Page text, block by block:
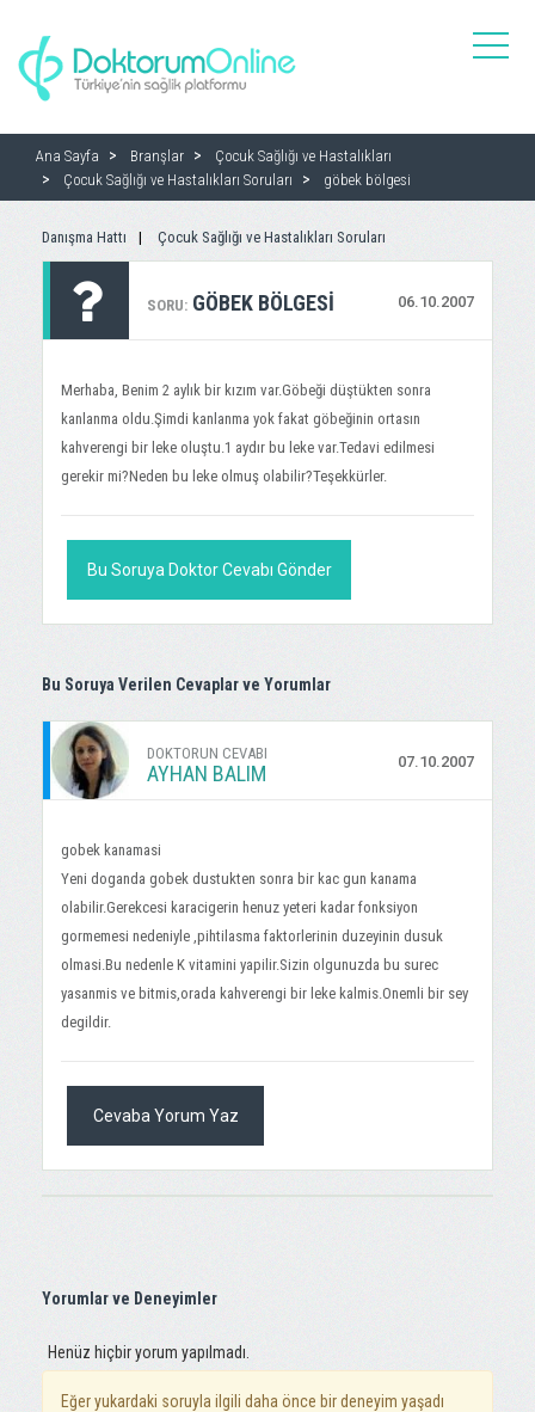
toggle
Ana Sayfa Branşlar
Çocuk Sağlığı ve Hastalıkları
Çocuk Sağlığı ve Hastalıkları Soruları
göbek bölgesi
Danışma Hattı Çocuk Sağlığı ve Hastalıkları Soruları
SORU: 06.10.2007
GÖBEK BÖLGESI
Merhaba, Benim 2 aylık bir kızım var.Göbeği düştükten sonra
kanlanma oldu.Şimdi kanlanma yok fakat göbeğinin ortasın
kahverengi bir leke oluştu.1 aydır bu leke var.Tedavi edilmesi
gerekir mi?Neden bu leke olmuş olabilir?Teşekkürler.
Bu Soruya Doktor Cevabı Gönder
Bu Soruya Verilen Cevaplar ve Yorumlar
DOKTORUN CEVABI
AYHAN BALIM 07.10.2007
gobek kanamasi
Yeni doganda gobek dustukten sonra bir kac gun kanama
olabilir.Gerekcesi karacigerin henuz yeteri kadar fonksiyon
gormemesi nedeniyle ,pihtilasma faktorlerinin duzeyinin dusuk
olmasi.Bu nedenle K vitamini yapilir.Sizin olgunuzda bu surec
yasanmis ve bitmis,orada kahverengi bir leke kalmis.Onemli bir sey
degildir.
Cevaba Yorum Yaz
Yorumlar ve Deneyimler
Henüz hiçbir yorum yapılmadı.
Eğer yukardaki soruyla ilgili daha önce bir deneyim yaşadı